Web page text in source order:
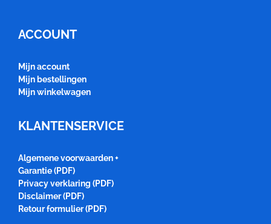
ACCOUNT
Mijn account
Mijn bestellingen
Mijn winkelwagen
KLANTENSERVICE
Algemene voorwaarden +
Garantie (PDF)
Privacy verklaring (PDF)
Disclaimer (PDF)
Retour formulier (PDF)